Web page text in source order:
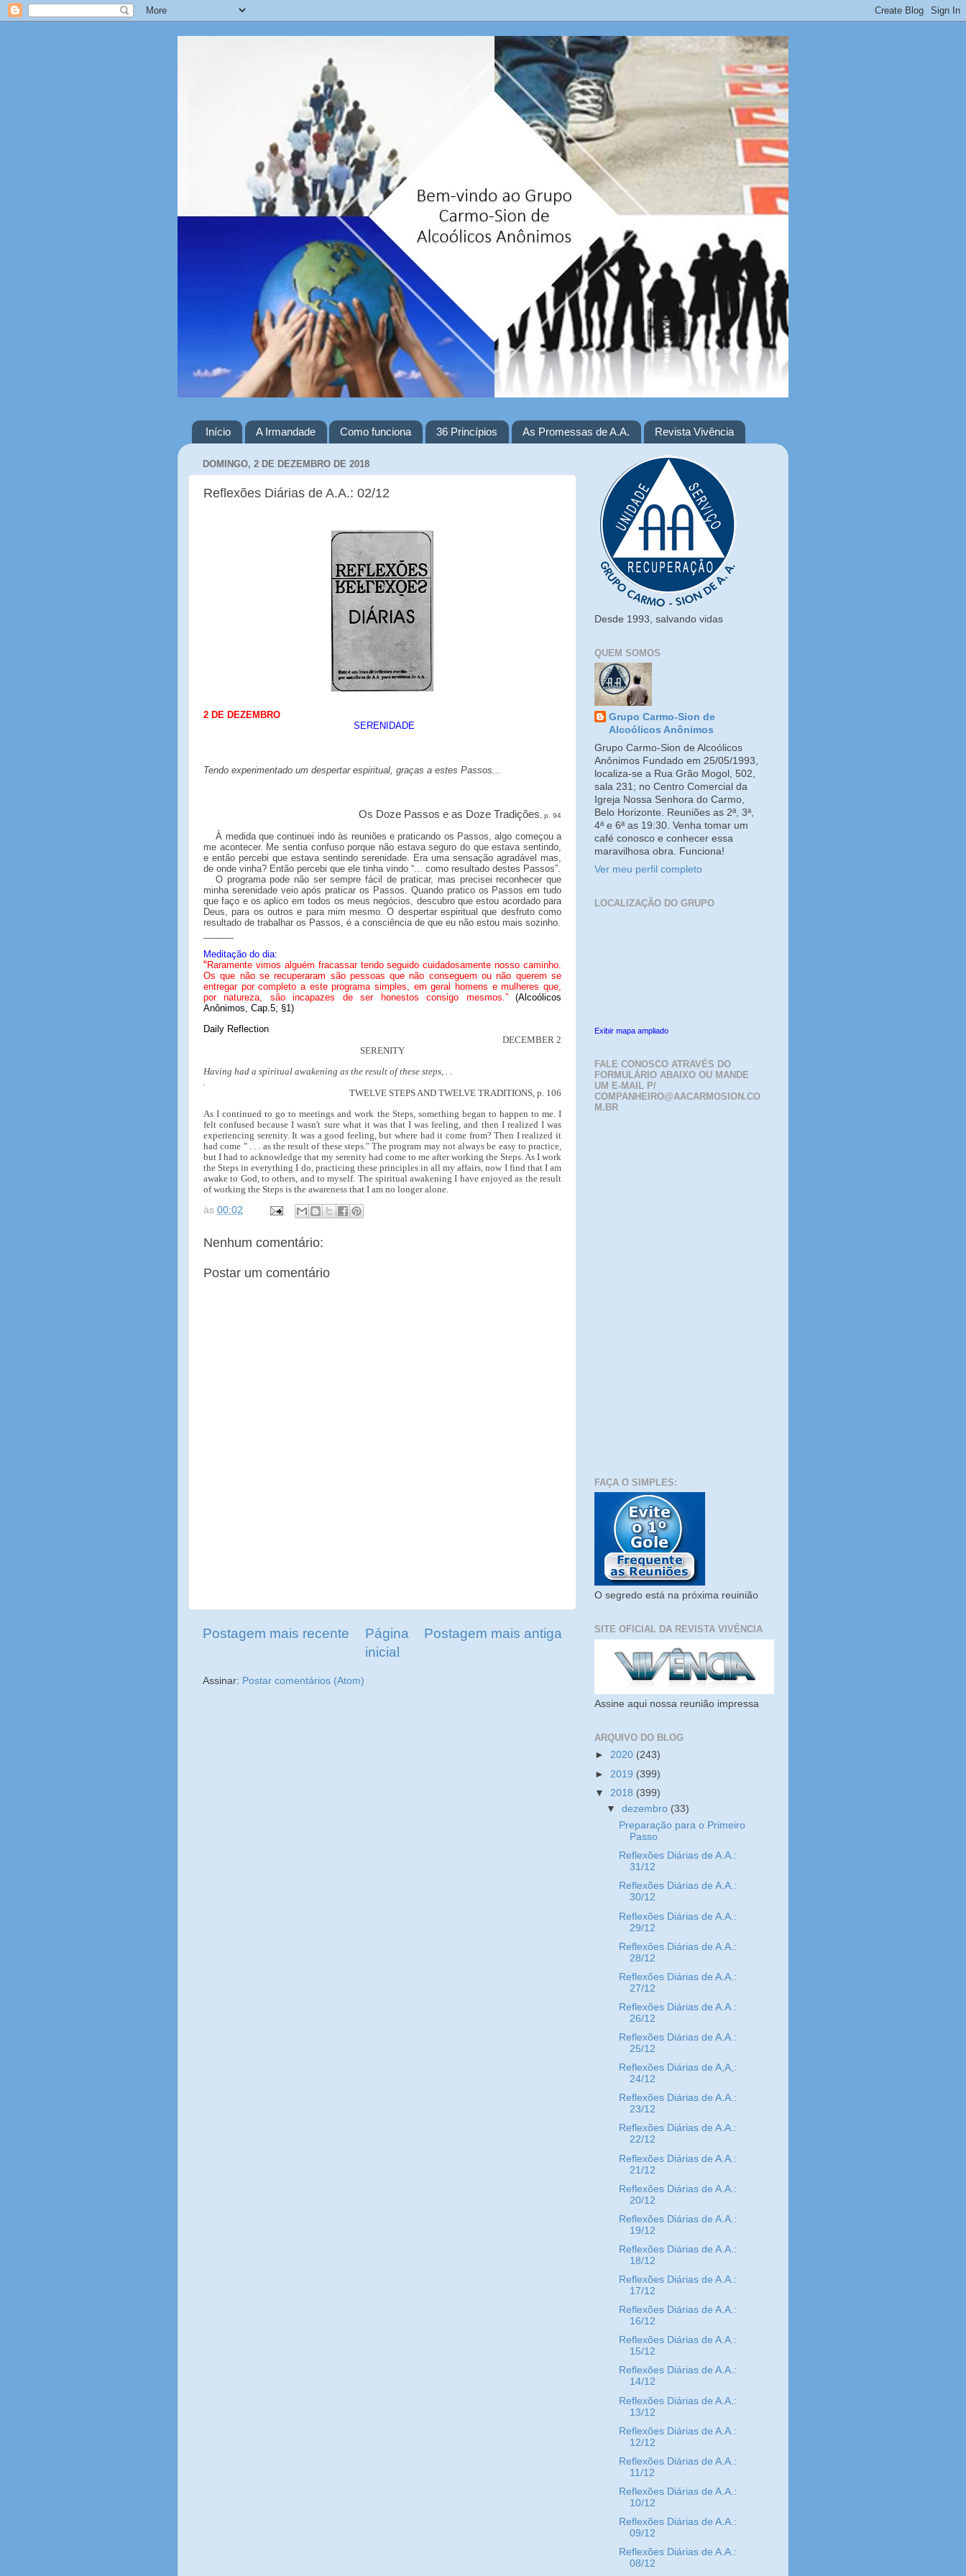
Início A Irmandade Como funciona 36 Princípios As Promessas de A.A. Revista Vivência
DOMINGO, 2 DE DEZEMBRO DE 2018
Reflexões Diárias de A.A.: 02/12
2 DE DEZEMBRO
SERENIDADE
Tendo experimentado um despertar espiritual, graças a estes Passos...
Os Doze Passos e as Doze Tradições , p. 94
À medida que continuei indo às reuniões e praticando os Passos, algo começou a
me acontecer. Me sentia confuso porque não estava seguro do que estava sentindo,
e então percebi que estava sentindo serenidade. Era uma sensação agradável mas,
de onde vinha? Então percebi que ele tinha vindo “... como resultado destes Passos”.
O programa pode não ser sempre fácil de praticar, mas precisei reconhecer que
minha serenidade veio após praticar os Passos. Quando pratico os Passos em tudo
que faço e os aplico em todos os meus negócios, descubro que estou acordado para
Deus, para os outros e para mim mesmo. O despertar espiritual que desfruto como
resultado de trabalhar os Passos, é a consciência de que eu não estou mais sozinho.
Meditação do dia:
“Raramente vimos alguém fracassar tendo seguido cuidadosamente nosso caminho.
Os que não se recuperaram são pessoas que não conseguem ou não querem se
entregar por completo a este programa simples, em geral homens e mulheres que,
por natureza, são incapazes de ser honestos consigo mesmos.”
(Alcoólicos
Anônimos, Cap.5; §1)
Daily Reflection
DECEMBER 2
SERENITY
Having had a spiritual awakening as the result of these steps, . .
TWELVE STEPS AND TWELVE TRADITIONS, p. 106
As I continued to go to meetings and work the Steps, something began to happen to me. I
felt confused because I wasn't sure what it was that I was feeling, and then I realized I was
experiencing serenity. It was a good feeling, but where had it come from? Then I realized it
had come " . . . as the result of these steps." The program may not always be easy to practice,
but I had to acknowledge that my serenity had come to me after working the Steps. As I work
the Steps in everything I do, practicing these principles in all my affairs, now I find that I am
awake to God, to others, and to myself. The spiritual awakening I have enjoyed as the result
of working the Steps is the awareness that I am no longer alone.
às 00:02
Nenhum comentário:
Postar um comentário
Postagem mais recente Postagem mais antiga
Página
inicial
Assinar: Postar comentários (Atom)
Desde 1993, salvando vidas
QUEM SOMOS
Grupo Carmo-Sion de
Alcoólicos Anônimos
Grupo Carmo-Sion de Alcoólicos
Anônimos Fundado em 25/05/1993,
localiza-se a Rua Grão Mogol, 502,
sala 231; no Centro Comercial da
Igreja Nossa Senhora do Carmo,
Belo Horizonte. Reuniões as 2ª, 3ª,
4ª e 6ª as 19:30. Venha tomar um
café conosco e conhecer essa
maravilhosa obra. Funciona!
Ver meu perfil completo
LOCALIZAÇÃO DO GRUPO
Exibir mapa ampliado
FALE CONOSCO ATRAVÉS DO
FORMULÁRIO ABAIXO OU MANDE
UM E-MAIL P/
COMPANHEIRO@AACARMOSION.CO
M.BR
FAÇA O SIMPLES:
O segredo está na próxima reuinião
SITE OFICIAL DA REVISTA VIVÊNCIA
Assine aqui nossa reunião impressa
ARQUIVO DO BLOG
► 2020 (243)
► 2019 (399)
▼ 2018 (399)
▼dezembro (33)
Preparação para o Primeiro
Passo
Reflexões Diárias de A.A.:
31/12
Reflexões Diárias de A.A.:
30/12
Reflexões Diárias de A.A.:
29/12
Reflexões Diárias de A.A.:
28/12
Reflexões Diárias de A.A.:
27/12
Reflexões Diárias de A.A.:
26/12
Reflexões Diárias de A.A.:
25/12
Reflexões Diárias de A,A,:
24/12
Reflexões Diárias de A.A.:
23/12
Reflexões Diárias de A.A.:
22/12
Reflexões Diárias de A.A.:
21/12
Reflexões Diárias de A.A.:
20/12
Reflexões Diárias de A.A.:
19/12
Reflexões Diárias de A.A.:
18/12
Reflexões Diárias de A.A.:
17/12
Reflexões Diárias de A.A.:
16/12
Reflexões Diárias de A.A.:
15/12
Reflexões Diárias de A.A.:
14/12
Reflexões Diárias de A.A.:
13/12
Reflexões Diárias de A.A.:
12/12
Reflexões Diárias de A.A.:
11/12
Reflexões Diárias de A.A.:
10/12
Reflexões Diárias de A.A.:
09/12
Reflexões Diárias de A.A.:
08/12